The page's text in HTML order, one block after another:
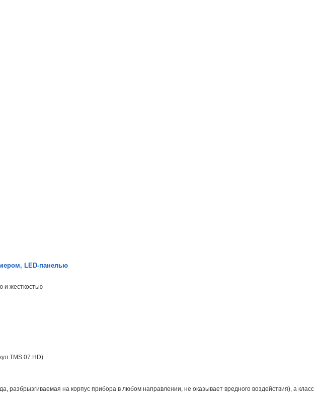
LED-панелью
и жесткостью
TMS 07.HD)
на корпус прибора в любом направлении, не оказывает вредного воздействия), а класс